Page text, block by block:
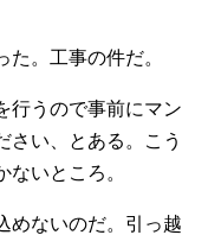
。工事の件だ。
行うので事前にマン
さい、とある。こう
いところ。
めないのだ。引っ越